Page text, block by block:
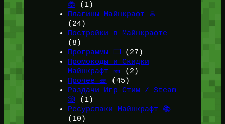
🐞(1)
Плагины Майнкрафт ♨️
(24)
Постройки в Майнкрафте
(8)
Программы ⌨️(27)
Промокоды и Скидки
Майнкрафт 🎫
(2)
Прочее 🧱 (45)
Раздачи Игр Стим / Steam
🎲 (1)
Ресурспаки Майнкрафт 📚
(10)